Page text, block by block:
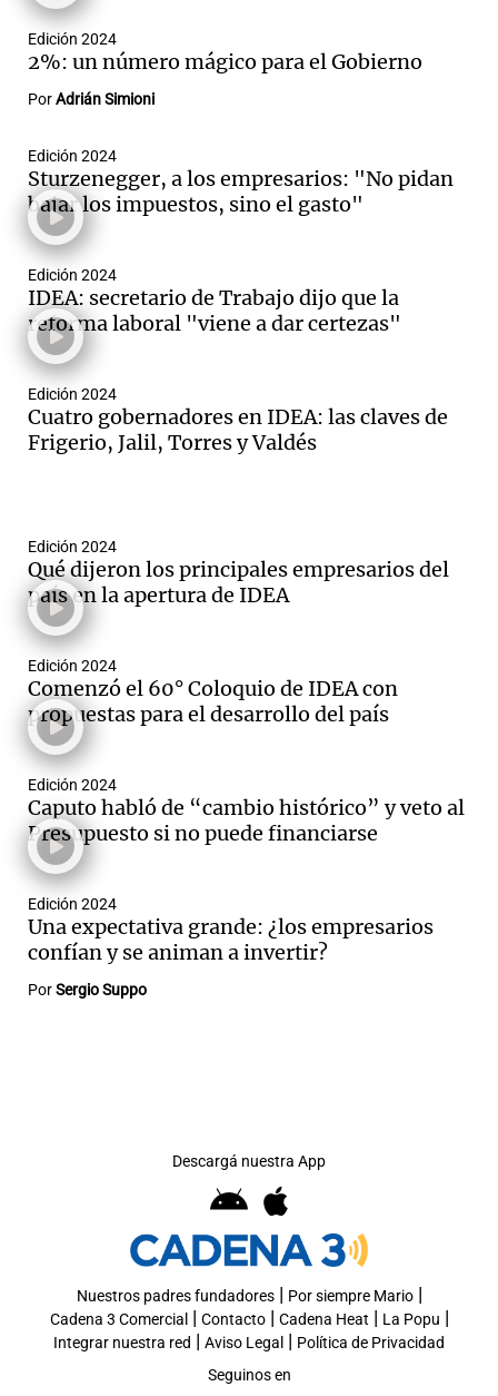
Edición 2024
2%: un número mágico para el Gobierno
PorAdrián Simioni
Edición 2024
Sturzenegger, a los empresarios: "No pidan
bajar los impuestos, sino el gasto"
Edición 2024
IDEA: secretario de Trabajo dijo que la
reforma laboral "viene a dar certezas"
Edición 2024
Cuatro gobernadores en IDEA: las claves de
Frigerio, Jalil, Torres y Valdés
Edición 2024
Qué dijeron los principales empresarios del
país en la apertura de IDEA
Edición 2024
Comenzó el 60° Coloquio de IDEA con
propuestas para el desarrollo del país
Edición 2024
Caputo habló de “cambio histórico” y veto al
Presupuesto si no puede financiarse
Edición 2024
Una expectativa grande: ¿los empresarios
confían y se animan a invertir?
PorSergio Suppo
Descargá nuestra App
Nuestros padres fundadores| Por siempre Mario|
Cadena 3 Comercial | Contacto| Cadena Heat | La Popu |
Integrar nuestra red | Aviso Legal | Política de Privacidad
Seguinos en
Mundial 2026
La Sole en
Cadena 3